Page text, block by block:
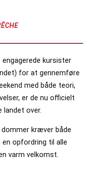
engagerede kursister
for at gennemføre
med både teori,
er de nu officielt
landet over.
kræver både
en opfordring til alle
varm velkomst.